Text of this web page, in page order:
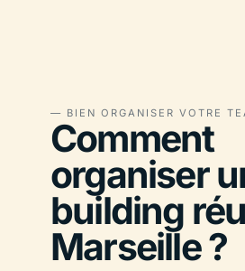
— BIEN ORGANISER VOTRE
Comment
organiser
building
Marseille ?